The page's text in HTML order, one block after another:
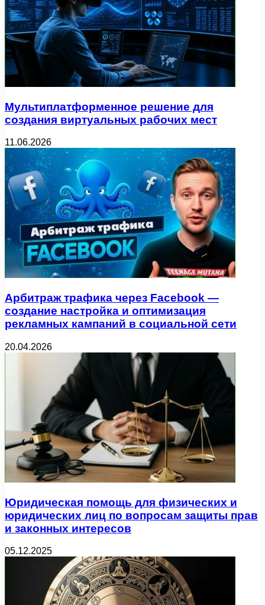
Мультиплатформенное решение для
создания виртуальных рабочих мест
11.06.2026
Арбитраж трафика через Facebook —
создание настройка и оптимизация
рекламных кампаний в социальной сети
20.04.2026
Юридическая помощь для физических и
юридических лиц по вопросам защиты прав
и законных интересов
05.12.2025